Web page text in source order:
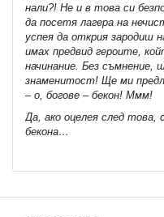
нали?! Не и в това си
да посетя лагера на
успея да открия зародиш
имах предвид героите,
начинание. Без
знаменитост! Ще ми
– о, богове – бекон! Ммм!
Да, ако оцелея след това,
бекона…